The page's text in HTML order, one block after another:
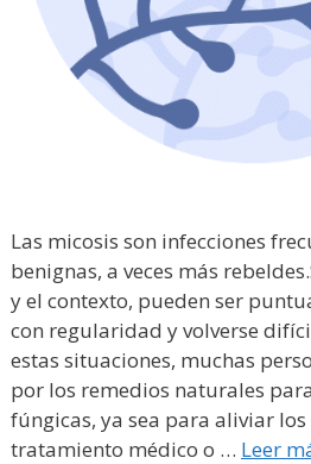
Las micosis son infecciones
benignas, a veces más
y el contexto, pueden ser
con regularidad y volverse
estas situaciones, muchas
por los remedios naturales
fúngicas, ya sea para aliviar
tratamiento médico o … Leer